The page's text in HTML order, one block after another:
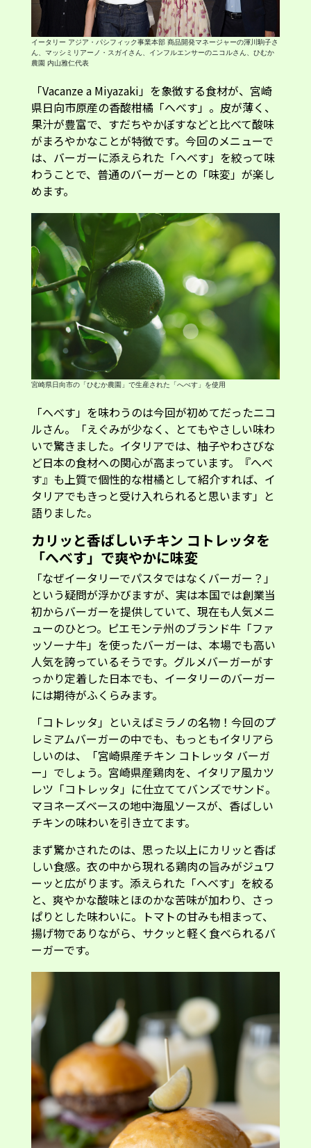
イータリー アジア・パシフィック事業本部 商品開発マネージャーの渾川駒子さ
ん、マッシミリアーノ・スガイさん、インフルエンサーのニコルさん、ひむか
農園 内山雅仁代表
「Vacanze a Miyazaki」を象徴する食材が、宮崎
県日向市原産の香酸柑橘「へべす」。皮が薄く、
果汁が豊富で、すだちやかぼすなどと比べて酸味
がまろやかなことが特徴です。今回のメニューで
は、バーガーに添えられた「へべす」を絞って味
わうことで、普通のバーガーとの「味変」が楽し
めます。
宮崎県日向市の「ひむか農園」で生産された「へべす」を使用
「へべす」を味わうのは今回が初めてだったニコ
ルさん。「えぐみが少なく、とてもやさしい味わ
いで驚きました。イタリアでは、柚子やわさびな
ど日本の食材への関心が高まっています。『へべ
す』も上質で個性的な柑橘として紹介すれば、イ
タリアでもきっと受け入れられると思います」と
語りました。
カリッと香ばしいチキン コトレッタを
「へべす」で爽やかに味変
「なぜイータリーでパスタではなくバーガー？」
という疑問が浮かびますが、実は本国では創業当
初からバーガーを提供していて、現在も人気メニ
ューのひとつ。ピエモンテ州のブランド牛「ファ
ッソーナ牛」を使ったバーガーは、本場でも高い
人気を誇っているそうです。グルメバーガーがす
っかり定着した日本でも、イータリーのバーガー
には期待がふくらみます。
「コトレッタ」といえばミラノの名物！今回のプ
レミアムバーガーの中でも、もっともイタリアら
しいのは、「宮崎県産チキン コトレッタ バーガ
ー」でしょう。宮崎県産鶏肉を、イタリア風カツ
レツ「コトレッタ」に仕立ててバンズでサンド。
マヨネーズベースの地中海風ソースが、香ばしい
チキンの味わいを引き立てます。
まず驚かされたのは、思った以上にカリッと香ば
しい食感。衣の中から現れる鶏肉の旨みがジュワ
ーッと広がります。添えられた「へべす」を絞る
と、爽やかな酸味とほのかな苦味が加わり、さっ
ぱりとした味わいに。トマトの甘みも相まって、
揚げ物でありながら、サクッと軽く食べられるバ
ーガーです。